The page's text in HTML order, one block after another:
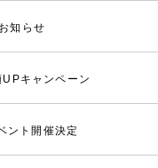
知らせ
キャンペーン
ント開催決定